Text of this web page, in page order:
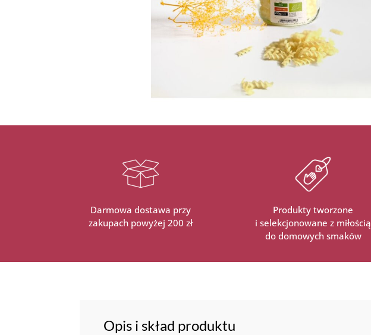
Darmowa dostawa przy
zakupach powyżej 200 zł
Produkty tworzone
i selekcjonowane z miłością
do domowych smaków
Opis i skład produktu